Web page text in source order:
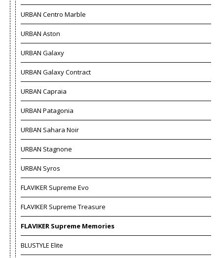
URBAN Centro Marble
URBAN Aston
URBAN Galaxy
URBAN Galaxy Contract
URBAN Capraia
URBAN Patagonia
URBAN Sahara Noir
URBAN Stagnone
URBAN Syros
FLAVIKER Supreme Evo
FLAVIKER Supreme Treasure
FLAVIKER Supreme Memories
BLUSTYLE Elite